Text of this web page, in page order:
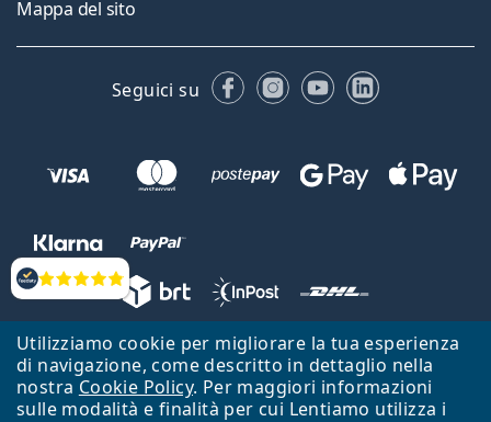
Utilizziamo cookie per migliorare la tua esperienza
di navigazione, come descritto in dettaglio nella
nostra Cookie Policy. Per maggiori informazioni
sulle modalità e finalità per cui Lentiamo utilizza i
Valutazione
Mappa del sito
Seguici su FacebookInstagram
YouTubeLinkedIn
Lentiamo s.r.o., Vídeňská 12, 37833 Nová Bystřice, Repubblica Ceca.
Partita IVA: CZ26104784